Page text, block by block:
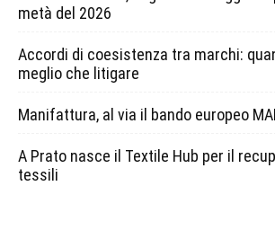
metà del 2026
Accordi di coesistenza tra marchi:
meglio che litigare
Manifattura, al via il bando europeo
A Prato nasce il Textile Hub per il
tessili